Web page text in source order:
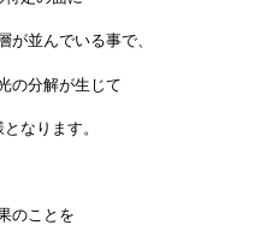
が並んでいる事で、
の分解が生じて
なります。
のことを